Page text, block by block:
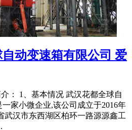
动变速箱有限公司 爱
： 1、基本情况 武汉花都全球自
家小微企业,该公司成立于2016年
武汉市东西湖区柏环一路源源鑫工